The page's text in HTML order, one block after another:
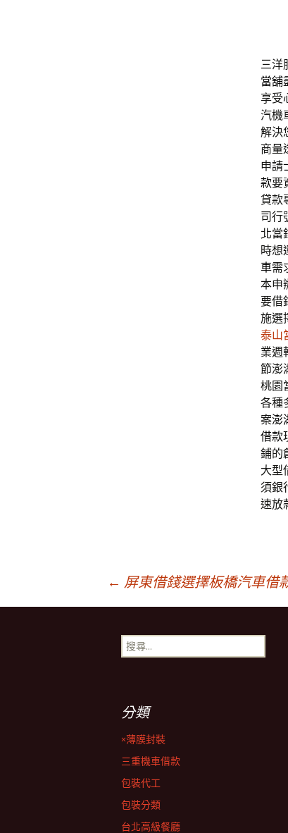
三洋
當舖
享受
汽機
解決
商量
申請
款要
貸款
司行
北當
時想
車需
本申
要借
施選
泰山
業週
節澎
桃園
各種
案澎
借款
鋪的
大型
須銀
速放
← 屏東借錢選擇板橋汽車借
搜
尋
分類
×薄膜封裝
三重機車借款
包裝代工
包裝分類
台北高級餐廳